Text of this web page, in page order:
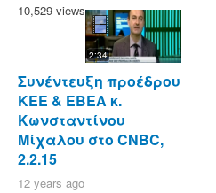
10,529 views
2:34
Συνέντευξη προέδρου
ΚΕΕ & ΕΒΕΑ κ.
Κωνσταντίνου
Μίχαλου στο CNBC,
2.2.15
12 years ago